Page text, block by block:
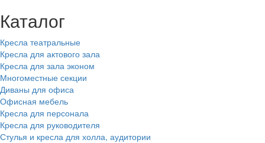
Каталог
Кресла театральные
Кресла для актового зала
Кресла для зала эконом
Многоместные секции
Диваны для офиса
Офисная мебель
Кресла для персонала
Кресла для руководителя
Стулья и кресла для холла, аудитории